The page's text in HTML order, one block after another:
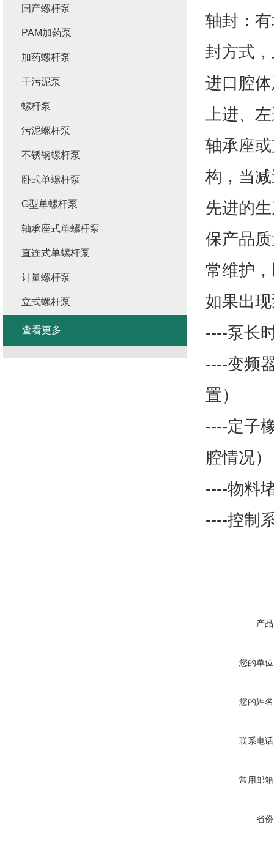
轴封：
封方式
进口腔
上进、
轴承座
构，当
先进的
保产品
常维护
如果出
----泵长
----变频
置）
----定子
腔情况）
----物料
----控制
产
您的单
您的姓
联系电
常用邮
省
国产螺杆泵
PAM加药泵
加药螺杆泵
干污泥泵
螺杆泵
污泥螺杆泵
不锈钢螺杆泵
卧式单螺杆泵
G型单螺杆泵
轴承座式单螺杆泵
直连式单螺杆泵
计量螺杆泵
立式螺杆泵
查看更多